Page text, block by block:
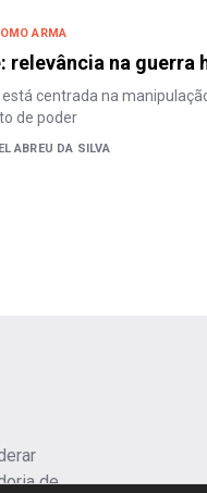
ARMA
relevância na guerra
está centrada na
de poder
ABREU DA SILVA
de